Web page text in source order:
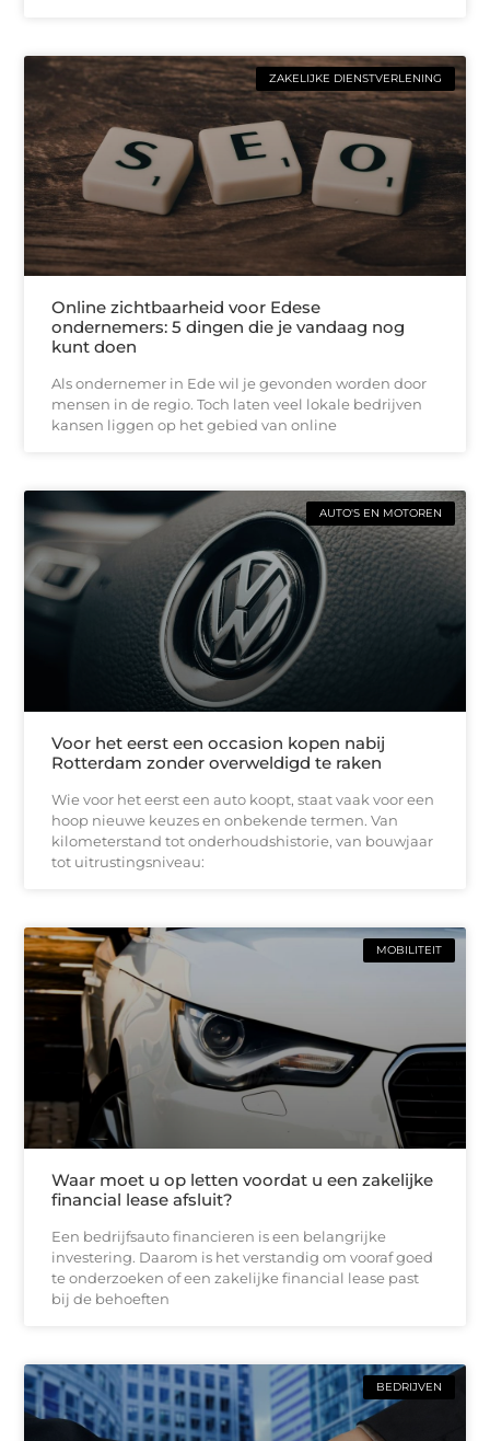
ZAKELIJKE DIENSTVERLENING
Online zichtbaarheid voor Edese
ondernemers: 5 dingen die je vandaag nog
kunt doen
Als ondernemer in Ede wil je gevonden worden door
mensen in de regio. Toch laten veel lokale bedrijven
kansen liggen op het gebied van online
AUTO'S EN MOTOREN
Voor het eerst een occasion kopen nabij
Rotterdam zonder overweldigd te raken
Wie voor het eerst een auto koopt, staat vaak voor een
hoop nieuwe keuzes en onbekende termen. Van
kilometerstand tot onderhoudshistorie, van bouwjaar
tot uitrustingsniveau:
MOBILITEIT
Waar moet u op letten voordat u een zakelijke
financial lease afsluit?
Een bedrijfsauto financieren is een belangrijke
investering. Daarom is het verstandig om vooraf goed
te onderzoeken of een zakelijke financial lease past
bij de behoeften
BEDRIJVEN